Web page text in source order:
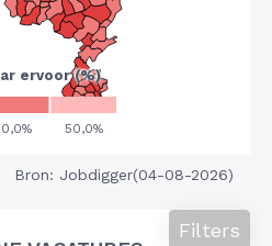
Bron: Jobdigger(04-08-2026)
Filters